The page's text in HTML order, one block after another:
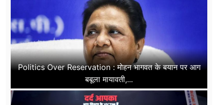
Politics Over Reservation : मोहन भागवत के बयान पर आग
बबूला मायावती,...